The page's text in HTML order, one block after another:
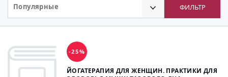
Популярные ФИЛЬТР
-25%
ЙОГАТЕРАПИЯ ДЛЯ ЖЕНЩИН. ПРАКТИКИ ДЛЯ